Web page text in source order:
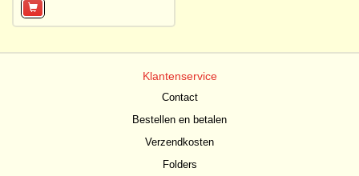
Klantenservice
Contact
Bestellen en betalen
Verzendkosten
Folders